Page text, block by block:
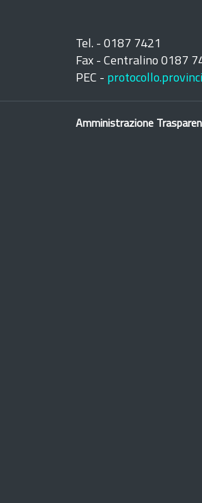
Tel. - 0187 7421
Fax - Centralino 0187
PEC -
Amministrazione